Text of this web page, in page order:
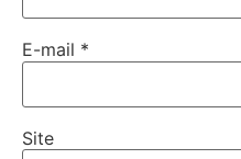
E-mail *
Site